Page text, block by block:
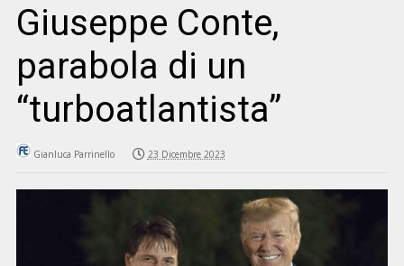
Giuseppe Conte,
parabola di un
“turboatlantista”
Gianluca Parrinello 23 Dicembre 2023